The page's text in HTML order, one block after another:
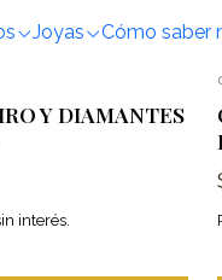
Joyas Cómo saber
Y DIAMANTES
interés.